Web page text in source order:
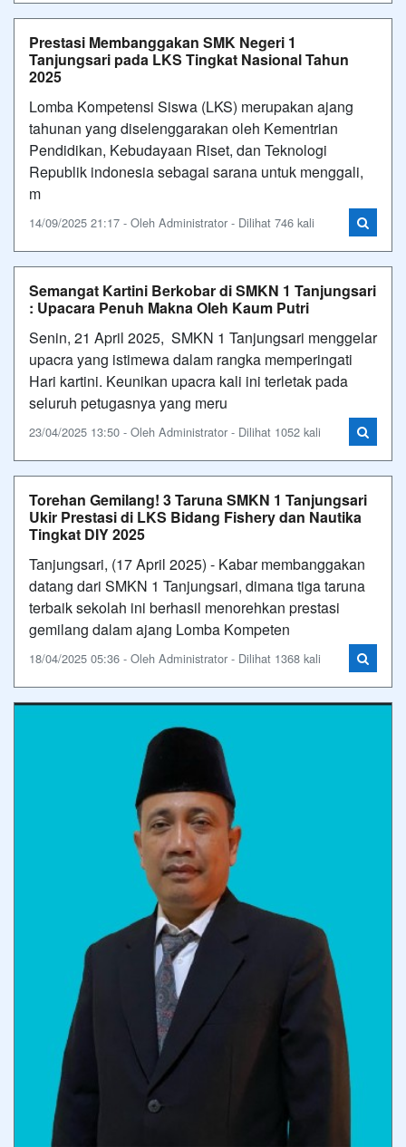
Prestasi Membanggakan SMK Negeri 1
Tanjungsari pada LKS Tingkat Nasional Tahun
2025
Lomba Kompetensi Siswa (LKS) merupakan ajang
tahunan yang diselenggarakan oleh Kementrian
Pendidikan, Kebudayaan Riset, dan Teknologi
Republik indonesia sebagai sarana untuk menggali,
m
14/09/2025 21:17 - Oleh Administrator - Dilihat 746 kali
Semangat Kartini Berkobar di SMKN 1 Tanjungsari
: Upacara Penuh Makna Oleh Kaum Putri
Senin, 21 April 2025, SMKN 1 Tanjungsari menggelar
upacra yang istimewa dalam rangka memperingati
Hari kartini. Keunikan upacra kali ini terletak pada
seluruh petugasnya yang meru
23/04/2025 13:50 - Oleh Administrator - Dilihat 1052 kali
Torehan Gemilang! 3 Taruna SMKN 1 Tanjungsari
Ukir Prestasi di LKS Bidang Fishery dan Nautika
Tingkat DIY 2025
Tanjungsari, (17 April 2025) - Kabar membanggakan
datang dari SMKN 1 Tanjungsari, dimana tiga taruna
terbaik sekolah ini berhasil menorehkan prestasi
gemilang dalam ajang Lomba Kompeten
18/04/2025 05:36 - Oleh Administrator - Dilihat 1368 kali